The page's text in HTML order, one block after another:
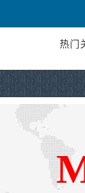
热门